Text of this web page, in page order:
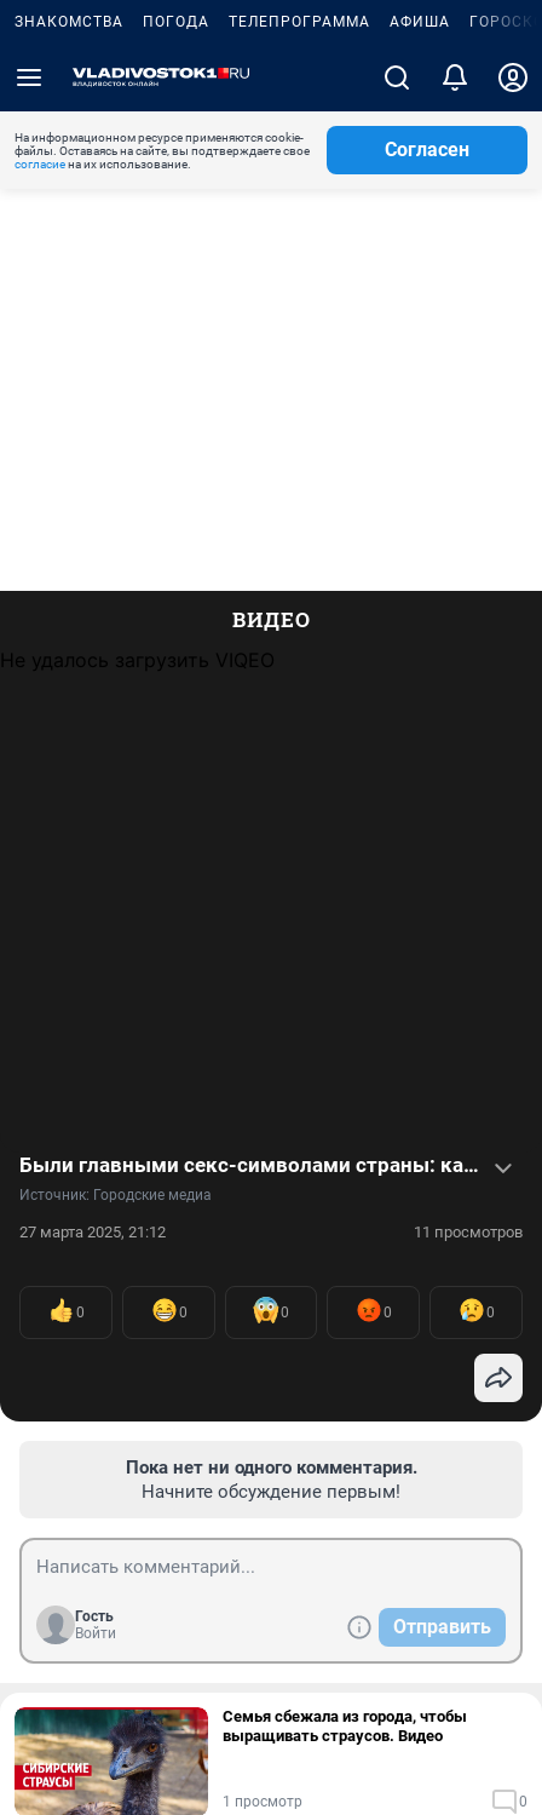
ЗНАКОМСТВА ПОГОДА ТЕЛЕПРОГРАММА АФИША
На информационном ресурсе применяются cookie-
файлы. Оставаясь на сайте, вы подтверждаете свое
согласиена их использование.
Согласен
ВИДЕО
Не удалось загрузить VIQEO
Были главными секс-символами страны: как сейчас выглядят певицы 90-х — видео
Источник: Городские медиа
27 марта 2025, 21:12 11 просмотров
0 0 0 0 0
Пока нет ни одного комментария.
Начните обсуждение первым!
Гость
Войти
Отправить
Семья сбежала из города, чтобы
выращивать страусов. Видео
1 просмотр 0